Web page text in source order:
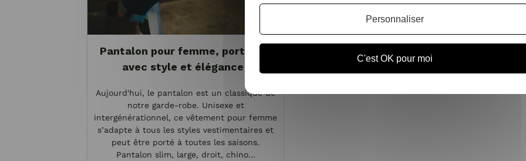
Pantalon pour femme, portez-le
avec style et élégance !
Aujourd'hui, le pantalon est un classique de
notre garde-robe. Unisexe et
intergénérationnel, ce vêtement pour femme
s’adapte à tous les styles vestimentaires et
peut être porté à toutes les saisons.
Pantalon slim, large, droit, chino...
C'est OK pour moi
Personnaliser